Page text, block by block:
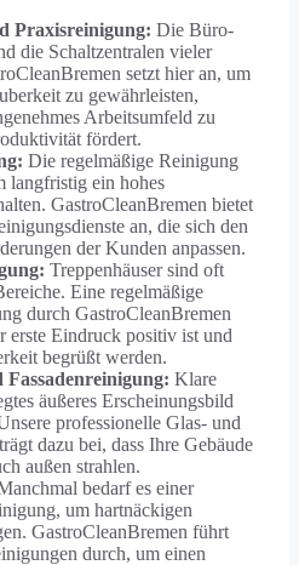
Praxisreinigung: Die Büro-
die Schaltzentralen vieler
setzt hier an, um
zu gewährleisten,
Arbeitsumfeld zu
fördert.
Die regelmäßige Reinigung
langfristig ein hohes
GastroCleanBremen bietet
an, die sich den
der Kunden anpassen.
Treppenhäuser sind oft
Eine regelmäßige
durch GastroCleanBremen
erste Eindruck positiv ist und
begrüßt werden.
Klare
äußeres Erscheinungsbild
professionelle Glas- und
dazu bei, dass Ihre Gebäude
außen strahlen.
bedarf es einer
um hartnäckigen
GastroCleanBremen führt
durch, um einen